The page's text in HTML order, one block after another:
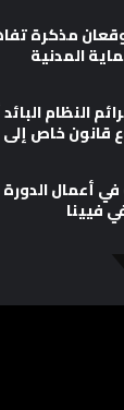
مذكرة
المدنية
النظام
قانون خاص
فيينا